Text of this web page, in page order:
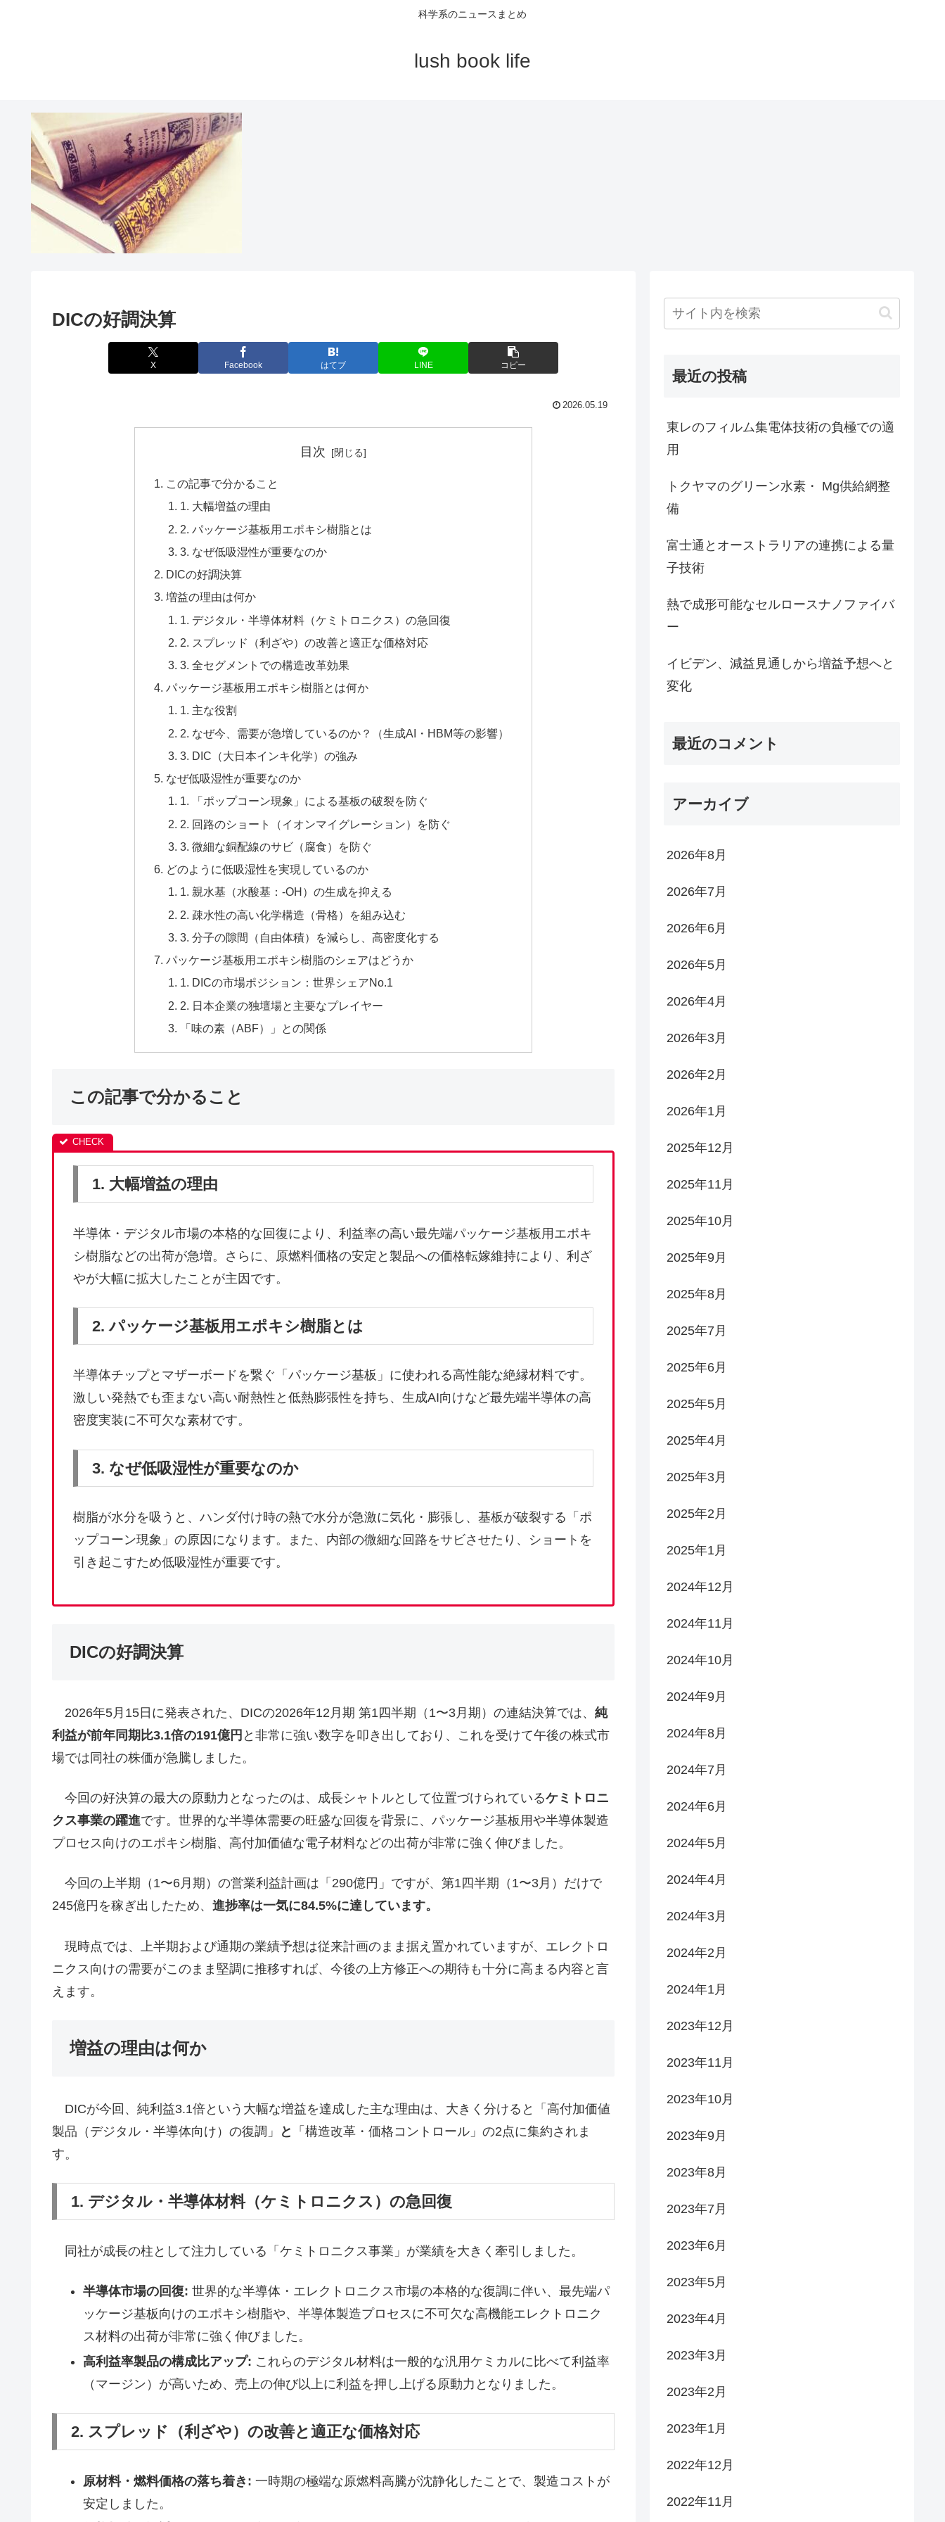
科学系のニュースまとめ
lush book life
DICの好調決算
X Facebook はてブ LINE コピー
2026.05.19
目次
この記事で分かること
1. 大幅増益の理由
2. パッケージ基板用エポキシ樹脂とは
3. なぜ低吸湿性が重要なのか
DICの好調決算
増益の理由は何か
1. デジタル・半導体材料（ケミトロニクス）の急回復
2. スプレッド（利ざや）の改善と適正な価格対応
3. 全セグメントでの構造改革効果
パッケージ基板用エポキシ樹脂とは何か
1. 主な役割
2. なぜ今、需要が急増しているのか？（生成AI・HBM等の影響）
3. DIC（大日本インキ化学）の強み
なぜ低吸湿性が重要なのか
1. 「ポップコーン現象」による基板の破裂を防ぐ
2. 回路のショート（イオンマイグレーション）を防ぐ
3. 微細な銅配線のサビ（腐食）を防ぐ
どのように低吸湿性を実現しているのか
1. 親水基（水酸基：-OH）の生成を抑える
2. 疎水性の高い化学構造（骨格）を組み込む
3. 分子の隙間（自由体積）を減らし、高密度化する
パッケージ基板用エポキシ樹脂のシェアはどうか
1. DICの市場ポジション：世界シェアNo.1
2. 日本企業の独壇場と主要なプレイヤー
「味の素（ABF）」との関係
この記事で分かること
1. 大幅増益の理由
半導体・デジタル市場の本格的な回復により、利益率の高い最先端パッケージ基板用エポキ
シ樹脂などの出荷が急増。さらに、原燃料価格の安定と製品への価格転嫁維持により、利ざ
やが大幅に拡大したことが主因です。
2. パッケージ基板用エポキシ樹脂とは
半導体チップとマザーボードを繋ぐ「パッケージ基板」に使われる高性能な絶縁材料です。
激しい発熱でも歪まない高い耐熱性と低熱膨張性を持ち、生成AI向けなど最先端半導体の高
密度実装に不可欠な素材です。
3. なぜ低吸湿性が重要なのか
樹脂が水分を吸うと、ハンダ付け時の熱で水分が急激に気化・膨張し、基板が破裂する「ポ
ップコーン現象」の原因になります。また、内部の微細な回路をサビさせたり、ショートを
引き起こすため低吸湿性が重要です。
DICの好調決算
2026年5月15日に発表された、DICの2026年12月期 第1四半期（1〜3月期）の連結決算では、 純
利益が前年同期比3.1倍の191億円 と非常に強い数字を叩き出しており、これを受けて午後の株式市
場では同社の株価が急騰しました。
今回の好決算の最大の原動力となったのは、成長シャトルとして位置づけられているケミトロニ
クス事業の躍進です。世界的な半導体需要の旺盛な回復を背景に、パッケージ基板用や半導体製造
プロセス向けのエポキシ樹脂、高付加価値な電子材料などの出荷が非常に強く伸びました。
今回の上半期（1〜6月期）の営業利益計画は「290億円」ですが、第1四半期（1〜3月）だけで
245億円を稼ぎ出したため、 進捗率は一気に84.5%に達しています。
現時点では、上半期および通期の業績予想は従来計画のまま据え置かれていますが、エレクトロ
ニクス向けの需要がこのまま堅調に推移すれば、今後の上方修正への期待も十分に高まる内容と言
えます。
増益の理由は何か
DICが今回、純利益3.1倍という大幅な増益を達成した主な理由は、大きく分けると「高付加価値
製品（デジタル・半導体向け）の復調」
と
「構造改革・価格コントロール」の2点に集約されま
す。
1. デジタル・半導体材料（ケミトロニクス）の急回復
同社が成長の柱として注力している「ケミトロニクス事業」が業績を大きく牽引しました。
半導体市場の回復: 世界的な半導体・エレクトロニクス市場の本格的な復調に伴い、最先端パ
ッケージ基板向けのエポキシ樹脂や、半導体製造プロセスに不可欠な高機能エレクトロニク
ス材料の出荷が非常に強く伸びました。
高利益率製品の構成比アップ: これらのデジタル材料は一般的な汎用ケミカルに比べて利益率
（マージン）が高いため、売上の伸び以上に利益を押し上げる原動力となりました。
2. スプレッド（利ざや）の改善と適正な価格対応
原材料・燃料価格の落ち着き: 一時期の極端な原燃料高騰が沈静化したことで、製造コストが
安定しました。
最近の投稿
東レのフィルム集電体技術の負極での適
用
トクヤマのグリーン水素・ Mg供給網整
備
富士通とオーストラリアの連携による量
子技術
熱で成形可能なセルロースナノファイバ
ー
イビデン、減益見通しから増益予想へと
変化
最近のコメント
アーカイブ
2026年8月
2026年7月
2026年6月
2026年5月
2026年4月
2026年3月
2026年2月
2026年1月
2025年12月
2025年11月
2025年10月
2025年9月
2025年8月
2025年7月
2025年6月
2025年5月
2025年4月
2025年3月
2025年2月
2025年1月
2024年12月
2024年11月
2024年10月
2024年9月
2024年8月
2024年7月
2024年6月
2024年5月
2024年4月
2024年3月
2024年2月
2024年1月
2023年12月
2023年11月
2023年10月
2023年9月
2023年8月
2023年7月
2023年6月
2023年5月
2023年4月
2023年3月
2023年2月
2023年1月
2022年12月
2022年11月